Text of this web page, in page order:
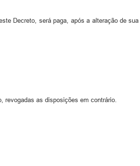
Decreto, será paga, após a alteração de
revogadas as disposições em contrário.